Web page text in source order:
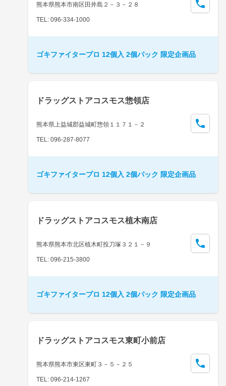
熊本県熊本市南区田井島２－３－２８
TEL: 096-334-1000
ゴキファイタープロ 12個入 2個パック 限定企画品
ドラッグストアコスモス惣領店
熊本県上益城郡益城町惣領１１７１－２
TEL: 096-287-8077
ゴキファイタープロ 12個入 2個パック 限定企画品
ドラッグストアコスモス植木南店
熊本県熊本市北区植木町投刀塚３２１－９
TEL: 096-215-3800
ゴキファイタープロ 12個入 2個パック 限定企画品
ドラッグストアコスモス東町小前店
熊本県熊本市東区東町３－５－２５
TEL: 096-214-1267